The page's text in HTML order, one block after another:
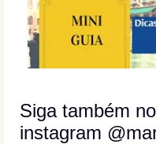
Siga também
instagram